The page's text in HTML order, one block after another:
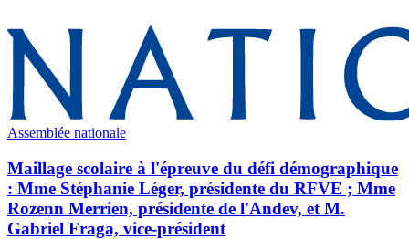
Assemblée nationale
Maillage scolaire à l'épreuve du défi démographique
: Mme Stéphanie Léger, présidente du RFVE ; Mme
Rozenn Merrien, présidente de l'Andev, et M.
Gabriel Fraga, vice-président